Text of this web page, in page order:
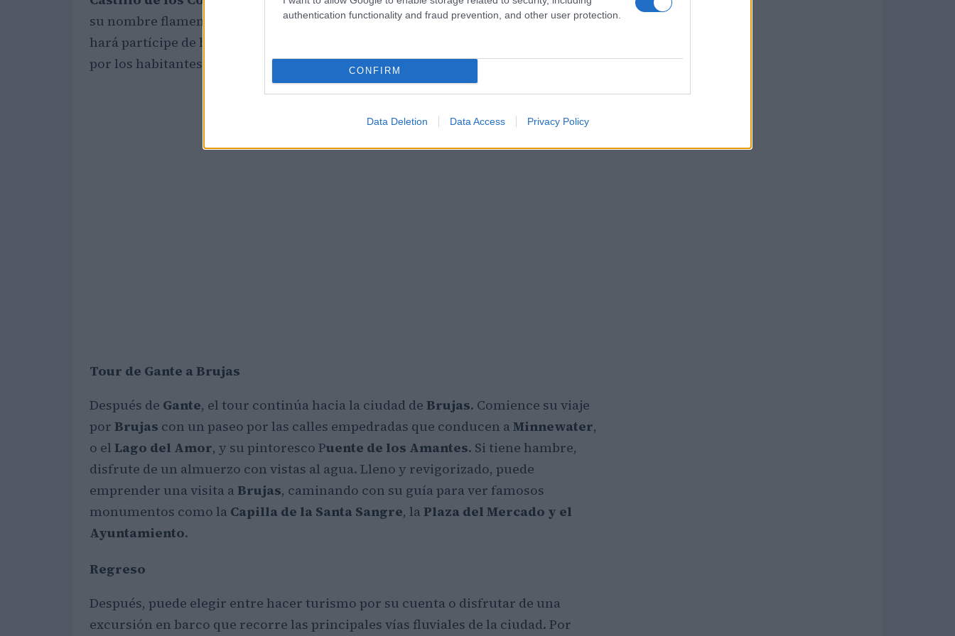
authentication functionality and fraud prevention, and other user protection.
CONFIRM
Data Deletion Data Access Privacy Policy
su nombre flamenco,
Het Gravensteen. Mientras pasea porGante , su guía le
hará partícipe de historias y leyendas, muchas de las cuales son conocidas sólo
por los habitantes de la ciudad.
Tour de Gante a Brujas
Después de Gante, el tour continúa hacia la ciudad de Brujas. Comience su viaje
por Brujas con un paseo por las calles empedradas que conducen aMinnewater,
o el Lago del Amor, y su pintoresco Puente de los Amantes. Si tiene hambre,
disfrute de un almuerzo con vistas al agua. Lleno y revigorizado, puede
emprender una visita aBrujas, caminando con su guía para ver famosos
monumentos como la Capilla de la Santa Sangre, laPlaza del Mercado y el
Ayuntamiento.
Regreso
Después, puede elegir entre hacer turismo por su cuenta o disfrutar de una
excursión en barco que recorre las principales vías fluviales de la ciudad. Por